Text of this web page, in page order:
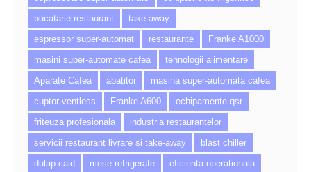
bucatarie restaurant
take-away
espressor super-automat
restaurante
Franke A1000
masini super-automate cafea
tehnologii alimentare
Aparate Cafea
abatitor
masina super-automata cafea
cuptor ventless
Franke A600
echipamente qsr
friteuza profesionala
industria restaurantelor
servicii restaurant livrare si take-away
blast chiller
dulap cald
mese refrigerate
eficienta operationala